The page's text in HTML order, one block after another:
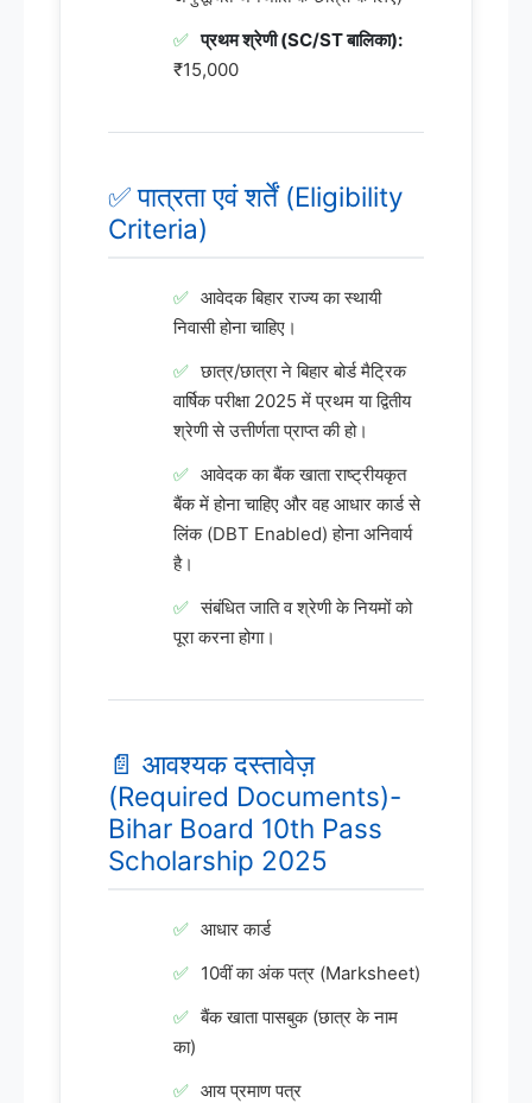
प्रथम श्रेणी (SC/ST बालिका):
₹15,000
✅ पात्रता एवं शर्तें (Eligibility
Criteria)
आवेदक बिहार राज्य का स्थायी
निवासी होना चाहिए।
छात्र/छात्रा ने बिहार बोर्ड मैट्रिक
वार्षिक परीक्षा 2025 में प्रथम या द्वितीय
श्रेणी से उत्तीर्णता प्राप्त की हो।
आवेदक का बैंक खाता राष्ट्रीयकृत
बैंक में होना चाहिए और वह आधार कार्ड से
लिंक (DBT Enabled) होना अनिवार्य
है।
संबंधित जाति व श्रेणी के नियमों को
पूरा करना होगा।
📄 आवश्यक दस्तावेज़
(Required Documents)-
Bihar Board 10th Pass
Scholarship 2025
आधार कार्ड
10वीं का अंक पत्र (Marksheet)
बैंक खाता पासबुक (छात्र के नाम
का)
आय प्रमाण पत्र